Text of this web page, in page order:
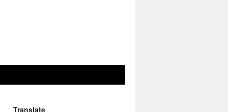
Translate